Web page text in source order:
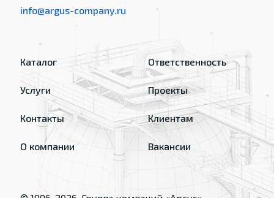
info@argus-company.ru
Каталог
Услуги
Контакты
О компании
Ответственность
Проекты
Клиентам
Вакансии